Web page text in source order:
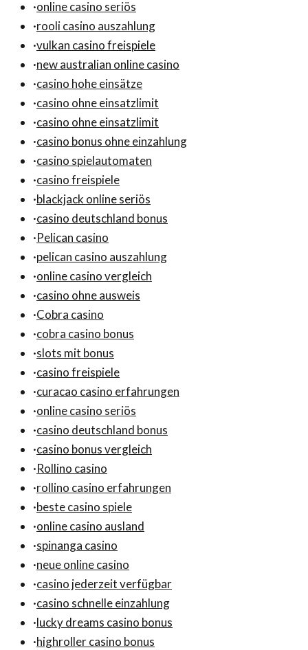
·online casino seriös
·rooli casino auszahlung
·vulkan casino freispiele
·new australian online casino
·casino hohe einsätze
·casino ohne einsatzlimit
·casino ohne einsatzlimit
·casino bonus ohne einzahlung
·casino spielautomaten
·casino freispiele
·blackjack online seriös
·casino deutschland bonus
·Pelican casino
·pelican casino auszahlung
·online casino vergleich
·casino ohne ausweis
·Cobra casino
·cobra casino bonus
·slots mit bonus
·casino freispiele
·curacao casino erfahrungen
·online casino seriös
·casino deutschland bonus
·casino bonus vergleich
·Rollino casino
·rollino casino erfahrungen
·beste casino spiele
·online casino ausland
·spinanga casino
·neue online casino
·casino jederzeit verfügbar
·casino schnelle einzahlung
·lucky dreams casino bonus
·highroller casino bonus